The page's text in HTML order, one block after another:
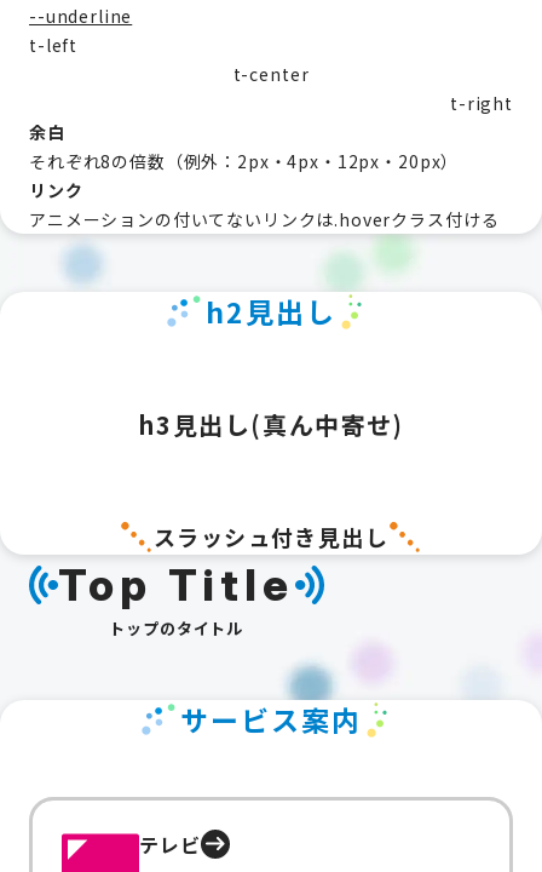
--underline
t-left
t-center
t-right
余白
それぞれ8の倍数（例外：2px・4px・12px・20px）
リンク
アニメーションの付いてないリンクは.hoverクラス付ける
h2見出し
h3見出し(真ん中寄せ)
スラッシュ付き見出し
Top Title
トップのタイトル
サービス案内
テレビ